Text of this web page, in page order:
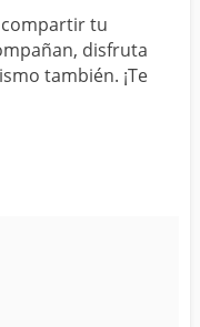
HOMBRE
CUÑADA
compartir tu
disfruta
también. ¡Te